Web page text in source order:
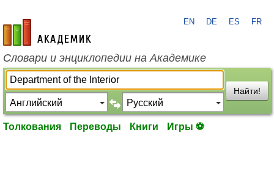
academic.ru
EN DE ES FR
Словари и энциклопедии на Академике
Найти!
Толкования Переводы Книги Игры ⚽